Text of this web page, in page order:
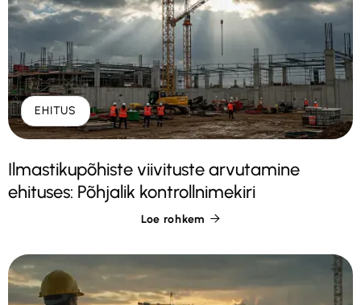
EHITUS
Ilmastikupõhiste viivituste arvutamine
ehituses: Põhjalik kontrollnimekiri
Loe rohkem 